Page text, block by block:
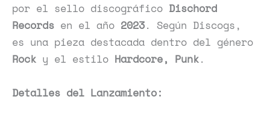
por el sello discográfico Dischord
Records en el año 2023. Según Discogs,
es una pieza destacada dentro del género
Rock y el estilo Hardcore, Punk.
Detalles del Lanzamiento: